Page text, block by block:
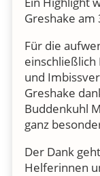
Greshake
Für die
und
Greshake
Buddenkuhl
ganz
Der Dank
Helferinnen